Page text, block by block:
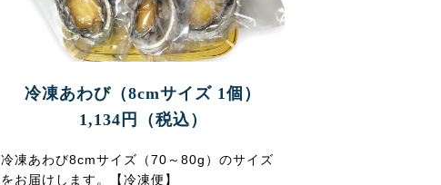
冷凍あわび（8cmサイズ 1個）
1,134円（税込）
冷凍あわび8cmサイズ（70～80g）のサイズ
をお届けします。【冷凍便】